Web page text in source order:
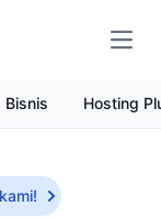
Bisnis Hosting